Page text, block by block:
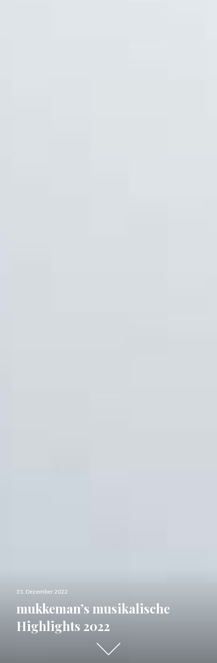
Veröffentlicht
31. Dezember 2022
mukkeman’s musikalische
Highlights 2022
Runter